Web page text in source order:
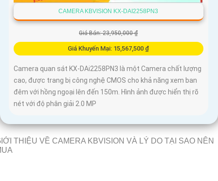
CAMERA KBVISION KX-DAI2258PN3
Giá Bán: 23,950,000 ₫
Giá Khuyến Mại: 15,567,500 ₫
Camera quan sát KX-DAi2258PN3 là một Camera chất lượng
cao, được trang bị công nghệ CMOS cho khả năng xem ban
đêm với hồng ngoại lên đến 150m. Hình ảnh được hiển thị rõ
nét với độ phân giải 2.0 MP
THIỆU VỀ CAMERA KBVISION VÀ LÝ DO TẠI SAO NÊN